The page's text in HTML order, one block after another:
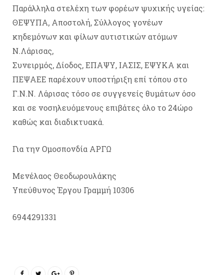
Παράλληλα στελέχη των φορέων ψυχικής υγείας:
ΘΕΨΥΠΑ, Αποστολή, Σύλλογος γονέων
κηδεμόνων και φίλων αυτιστικών ατόμων
Ν.Λάρισας,
Συνειρμός, Δίοδος, ΕΠΑΨΥ, ΙΑΣΙΣ, ΕΨΥΚΑ και
ΠΕΨΑΕΕ παρέχουν υποστήριξη επί τόπου στο
Γ.Ν.Ν. Λάρισας τόσο σε συγγενείς θυμάτων όσο
και σε νοσηλευόμενους επιβάτες όλο το 24ώρο
καθώς και διαδικτυακά.
Για την Ομοσπονδία ΑΡΓΩ
Μενέλαος Θεοδωρουλάκης
Υπεύθυνος Έργου Γραμμή 10306
6944291331